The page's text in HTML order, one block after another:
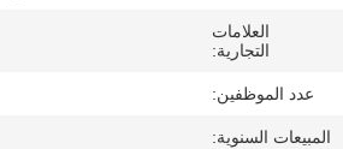
اتصل
بنا
العلامات
التجارية:
عدد الموظفين:
المبيعات السنوية: